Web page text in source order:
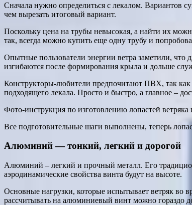
Сначала нужно определиться с лекалом. Вариантов
чем вырезать итоговый вариант.
Поскольку цена на трубы невысокая, а найти их
так, всегда можно купить еще одну трубу и
Опытные пользователи энергии ветра заметили, что
изгибаются после формирования крыла и дольше
Конструкторы-любители предпочитают ПВХ, так
подходящего лекала. Просто и быстро, а главное –
Фото-инструкция по изготовлению лопастей
Все подготовительные шаги выполнены, теперь
Алюминий — тонкий, легкий и дорогой
Алюминий – легкий и прочный металл. Его
аэродинамические свойства винта будут на высоте.
Основные нагрузки, которые испытывает ветряк во
рассчитывать на алюминиевый винт можно гораздо